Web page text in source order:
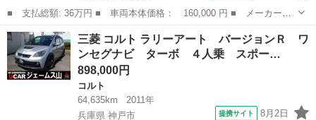
■ 支払総額: 36万円 ■ 車両本体価格： 160,000 円 ■ メーカー
名： 三菱 ■ 車種名： コルトプラス ■ グレード名： ベリープ
ラスナビ 禁煙車 キーレスエントリー 電動パワーゲート ＥＴ
Ｃ 衝突安全ボディ...
神奈川 相模原市 コルト
三菱 コルト ラリーアート バージョンＲ ワ
ンセグナビ ターボ ４人乗 スポー…
898,000円
コルト
64,635km
2011年
兵庫県 神戸市
提携サイト 8月2日